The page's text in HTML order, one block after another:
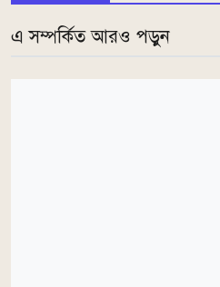
এ সম্পর্কিত আরও পড়ুন